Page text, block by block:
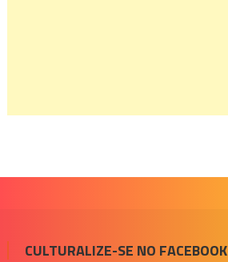
CULTURALIZE-SE NO FACEBOOK